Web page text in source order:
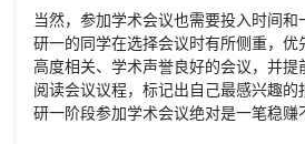
当然，参加学术会议也需要投入时间和
研一的同学在选择会议时有所侧重，优
高度相关、学术声誉良好的会议，并提
阅读会议议程，标记出自己最感兴趣的
研一阶段参加学术会议绝对是一笔稳赚